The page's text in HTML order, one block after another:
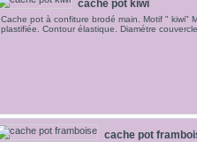
cache pot kiwi
Cache pot à confiture brodé main. Motif " kiwi"
plastifiée. Contour élastique. Diamétre
cache pot